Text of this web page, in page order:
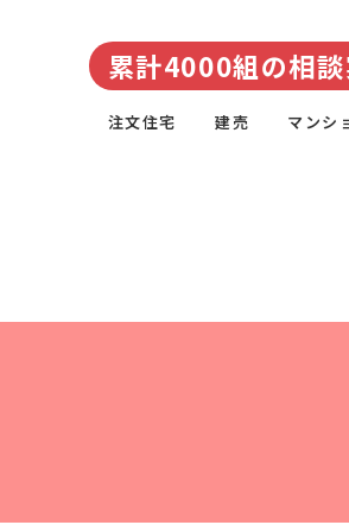
累計4000組の相
注文住宅 建売 マンシ